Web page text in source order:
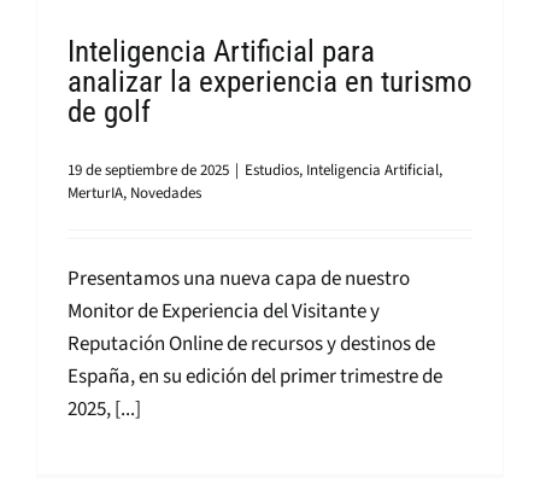
Inteligencia Artificial para
analizar la experiencia en turismo
de golf
19 de septiembre de 2025 | Estudios, Inteligencia Artificial,
MerturIA, Novedades
Presentamos una nueva capa de nuestro
Monitor de Experiencia del Visitante y
Reputación Online de recursos y destinos de
España, en su edición del primer trimestre de
2025, [...]